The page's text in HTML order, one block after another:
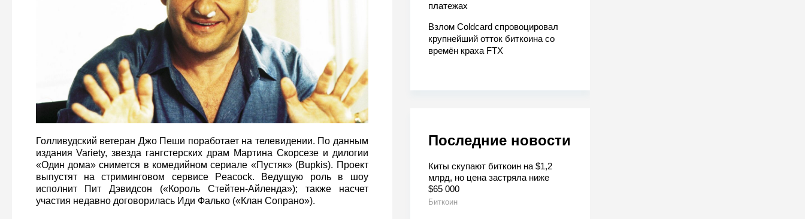
платежах
Взлом Coldcard спровоцировал
крупнейший отток биткоина со
времён краха FTX
Последние новости
Киты скупают биткоин на $1,2
млрд, но цена застряла ниже
$65 000
Биткоин
Голливудский ветеран Джо Пеши поработает на телевидении. По данным
издания Variety, звезда гангстерских драм Мартина Скорсезе и дилогии
«Один дома» снимется в комедийном сериале «Пустяк» (Bupkis). Проект
выпустят на стриминговом сервисе Peacock. Ведущую роль в шоу
исполнит Пит Дэвидсон («Король Стейтен-Айленда»); также насчет
участия недавно договорилась Иди Фалько («Клан Сопрано»).